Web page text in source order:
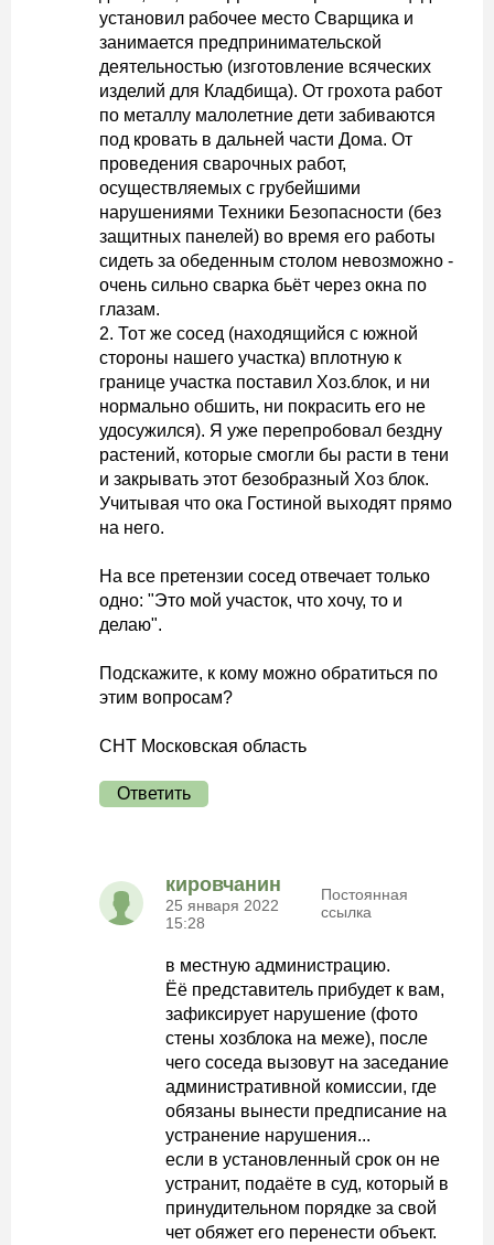
установил рабочее место Сварщика и
занимается предпринимательской
деятельностью (изготовление всяческих
изделий для Кладбища). От грохота работ
по металлу малолетние дети забиваются
под кровать в дальней части Дома. От
проведения сварочных работ,
осуществляемых с грубейшими
нарушениями Техники Безопасности (без
защитных панелей) во время его работы
сидеть за обеденным столом невозможно -
очень сильно сварка бьёт через окна по
глазам.
2. Тот же сосед (находящийся с южной
стороны нашего участка) вплотную к
границе участка поставил Хоз.блок, и ни
нормально обшить, ни покрасить его не
удосужился). Я уже перепробовал бездну
растений, которые смогли бы расти в тени
и закрывать этот безобразный Хоз блок.
Учитывая что ока Гостиной выходят прямо
на него.
На все претензии сосед отвечает только
одно: "Это мой участок, что хочу, то и
делаю".
Подскажите, к кому можно обратиться по
этим вопросам?
СНТ Московская область
Ответить
кировчанин
25 января 2022
15:28
Постоянная
ссылка
в местную администрацию.
Ёё представитель прибудет к вам,
зафиксирует нарушение (фото
стены хозблока на меже), после
чего соседа вызовут на заседание
административной комиссии, где
обязаны вынести предписание на
устранение нарушения...
если в установленный срок он не
устранит, подаёте в суд, который в
принудительном порядке за свой
чет обяжет его перенести объект.